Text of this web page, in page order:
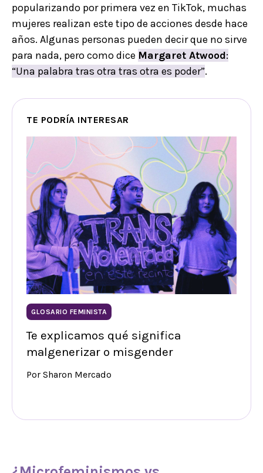
popularizando por primera vez en TikTok, muchas
mujeres realizan este tipo de acciones desde hace
años. Algunas personas pueden decir que no sirve
para nada, pero como dice Margaret Atwood:
“Una palabra tras otra tras otra es poder”.
TE PODRÍA INTERESAR
GLOSARIO FEMINISTA
Te explicamos qué significa
malgenerizar o misgender
Por Sharon Mercado